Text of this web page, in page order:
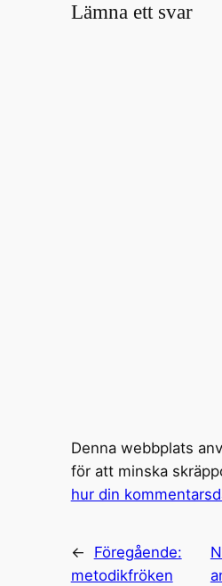
Lämna ett svar
Denna webbplats
för att minska
hur din
←
Föregående:
metodikfröken